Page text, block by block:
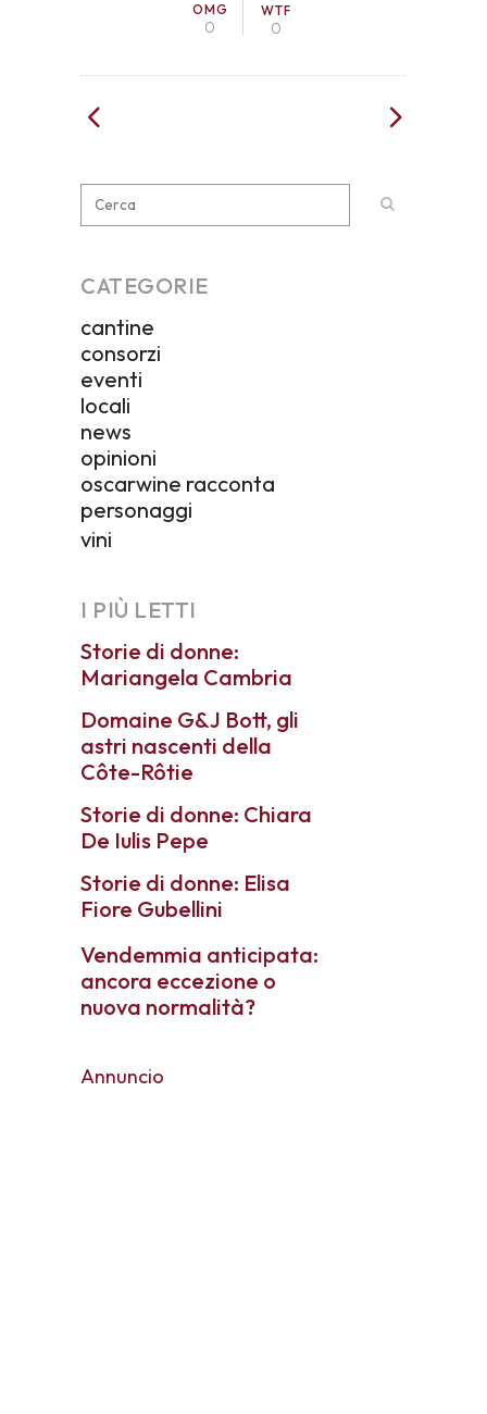
OMG
0
WTF
0
CATEGORIE
cantine
consorzi
eventi
locali
news
opinioni
oscarwine racconta
personaggi
vini
I PIÙ LETTI
Storie di donne:
Mariangela Cambria
Domaine G&J Bott, gli
astri nascenti della
Côte-Rôtie
Storie di donne: Chiara
De Iulis Pepe
Storie di donne: Elisa
Fiore Gubellini
Vendemmia anticipata:
ancora eccezione o
nuova normalità?
Annuncio